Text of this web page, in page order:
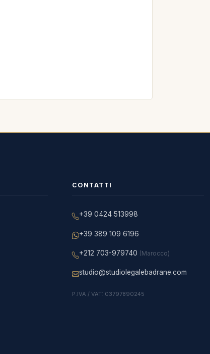
CONTATTI
+39 0424 513998
+39 389 109 6196
+212 703-979740 (Marocco)
studio@studiolegalebadrane.com
P.IVA / VAT: 03797890245